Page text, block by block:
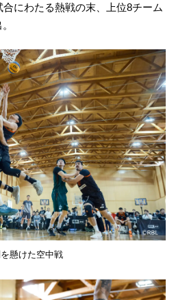
にわたる熱戦の末、上位8チーム
懸けた空中戦